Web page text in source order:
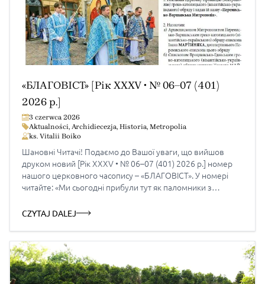
«БЛАГОВІСТ» [Рік XXXV • № 06–07 (401)
2026 р.]
3 czerwca 2026
Aktualności, Archidiecezja, Historia, Metropolia
ks. Vitalii Boiko
Шановні Читачі! Подаємо до Вашої уваги, що вийшов
друком новий [Рік XXXV • № 06–07 (401) 2026 р.] номер
нашого церковного часопису – «БЛАГОВІСТ». У номері
читайте: «Ми сьогодні прибули тут як паломники з
літ від коронування чудотворної ярославської ікони
CZYTAJ DALEJ